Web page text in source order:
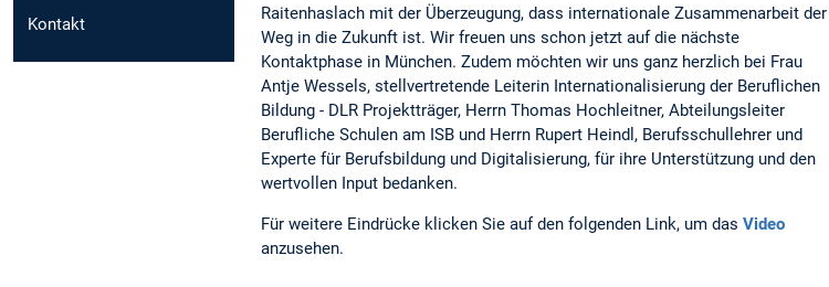
Kontakt
Raitenhaslach mit der Überzeugung, dass internationale Zusammenarbeit der
Weg in die Zukunft ist. Wir freuen uns schon jetzt auf die nächste
Kontaktphase in München. Zudem möchten wir uns ganz herzlich bei Frau
Antje Wessels, stellvertretende Leiterin Internationalisierung der Beruflichen
Bildung - DLR Projektträger, Herrn Thomas Hochleitner, Abteilungsleiter
Berufliche Schulen am ISB und Herrn Rupert Heindl, Berufsschullehrer und
Experte für Berufsbildung und Digitalisierung, für ihre Unterstützung und den
wertvollen Input bedanken.
Für weitere Eindrücke klicken Sie auf den folgenden Link, um das Video
anzusehen.